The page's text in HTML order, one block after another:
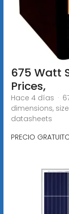
675 Watt
Prices,
Hace 4 días ·
dimensions,
datasheets
PRECIO